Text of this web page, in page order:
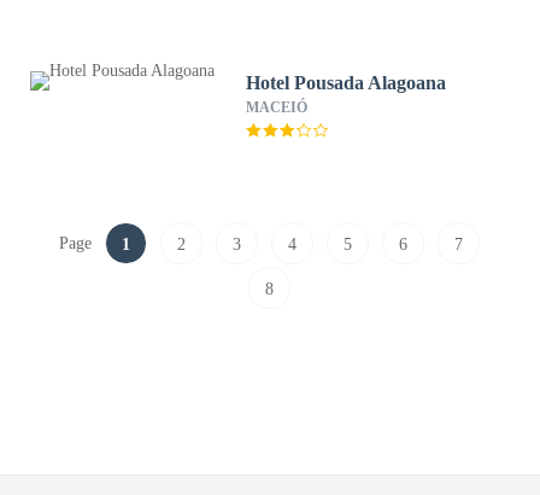
Hotel Pousada Alagoana
MACEIÓ
Page 1 2 3 4 5 6 7
8